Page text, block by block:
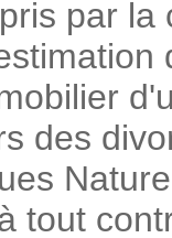
par la
des
tout